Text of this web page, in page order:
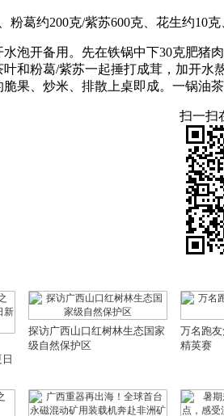
粉葛约200克/紫苏600克、花生约10
泡开备用。先在铁锅中下30克肥猪
和粉葛/紫苏一起捶打成茸，加开
果、炒米、排散上桌即成。一锅油
扫一扫
探访广西山口红树林生态国家
级自然保护区
万名跑
精英赛